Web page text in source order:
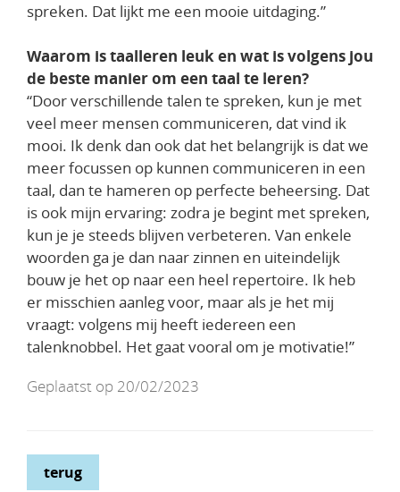
spreken. Dat lijkt me een mooie uitdaging.”
Waarom is taalleren leuk en wat is volgens jou
de beste manier om een taal te leren?
“Door verschillende talen te spreken, kun je met
veel meer mensen communiceren, dat vind ik
mooi. Ik denk dan ook dat het belangrijk is dat we
meer focussen op kunnen communiceren in een
taal, dan te hameren op perfecte beheersing. Dat
is ook mijn ervaring: zodra je begint met spreken,
kun je je steeds blijven verbeteren. Van enkele
woorden ga je dan naar zinnen en uiteindelijk
bouw je het op naar een heel repertoire. Ik heb
er misschien aanleg voor, maar als je het mij
vraagt: volgens mij heeft iedereen een
talenknobbel. Het gaat vooral om je motivatie!”
Geplaatst op 20/02/2023
terug